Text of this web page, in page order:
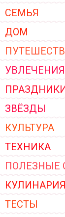
СЕМЬЯ
ДОМ
ЗВЁЗДЫ
КУЛЬТУРА
ТЕХНИКА
ПОЛЕЗНЫЕ
КУЛИНАРИЯ
ТЕСТЫ